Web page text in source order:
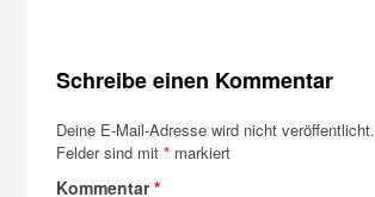
Schreibe einen Kommentar
Deine E-Mail-Adresse wird nicht veröffentlicht.
Felder sind mit* markiert
Kommentar*